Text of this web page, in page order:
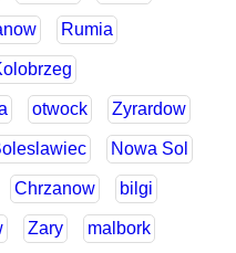
Rumia
otwock Zyrardow
Nowa Sol
Chrzanow bilgi
Zary malbork